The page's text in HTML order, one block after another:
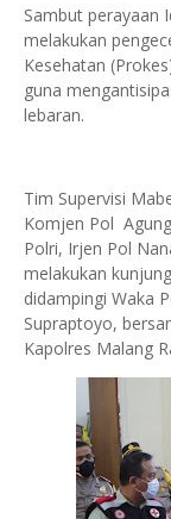
Sambut perayaan
melakukan
Kesehatan
guna
lebaran.
Tim Supervisi
Komjen Pol
Polri, Irjen Pol
melakukan
didampingi Waka
Supraptoyo,
Kapolres Malang